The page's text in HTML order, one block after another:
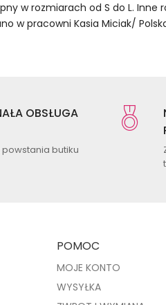
w rozmiarach od S do L.
w pracowni Kasia Miciak/
OBSŁUGA
powstania butiku
POMOC
MOJE KONTO
WYSYŁKA